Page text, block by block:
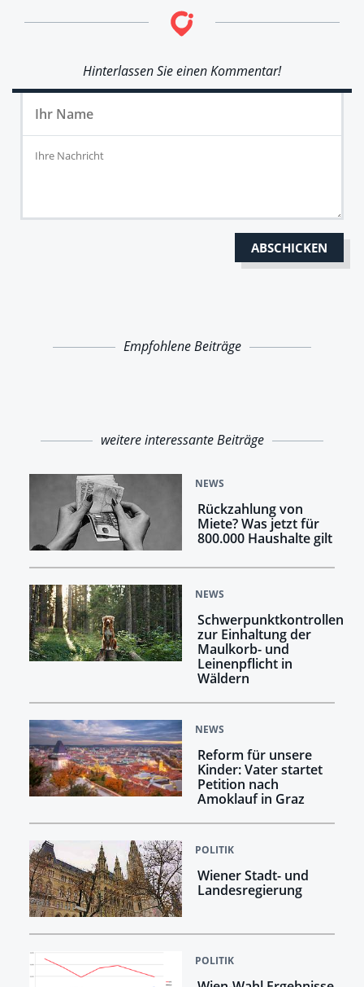
Hinterlassen Sie einen Kommentar!
Empfohlene Beiträge
weitere interessante Beiträge
NEWS
Rückzahlung von
Miete? Was jetzt für
800.000 Haushalte gilt
NEWS
Schwerpunktkontrollen
zur Einhaltung der
Maulkorb- und
Leinenpflicht in
Wäldern
NEWS
Reform für unsere
Kinder: Vater startet
Petition nach
Amoklauf in Graz
POLITIK
Wiener Stadt- und
Landesregierung
POLITIK